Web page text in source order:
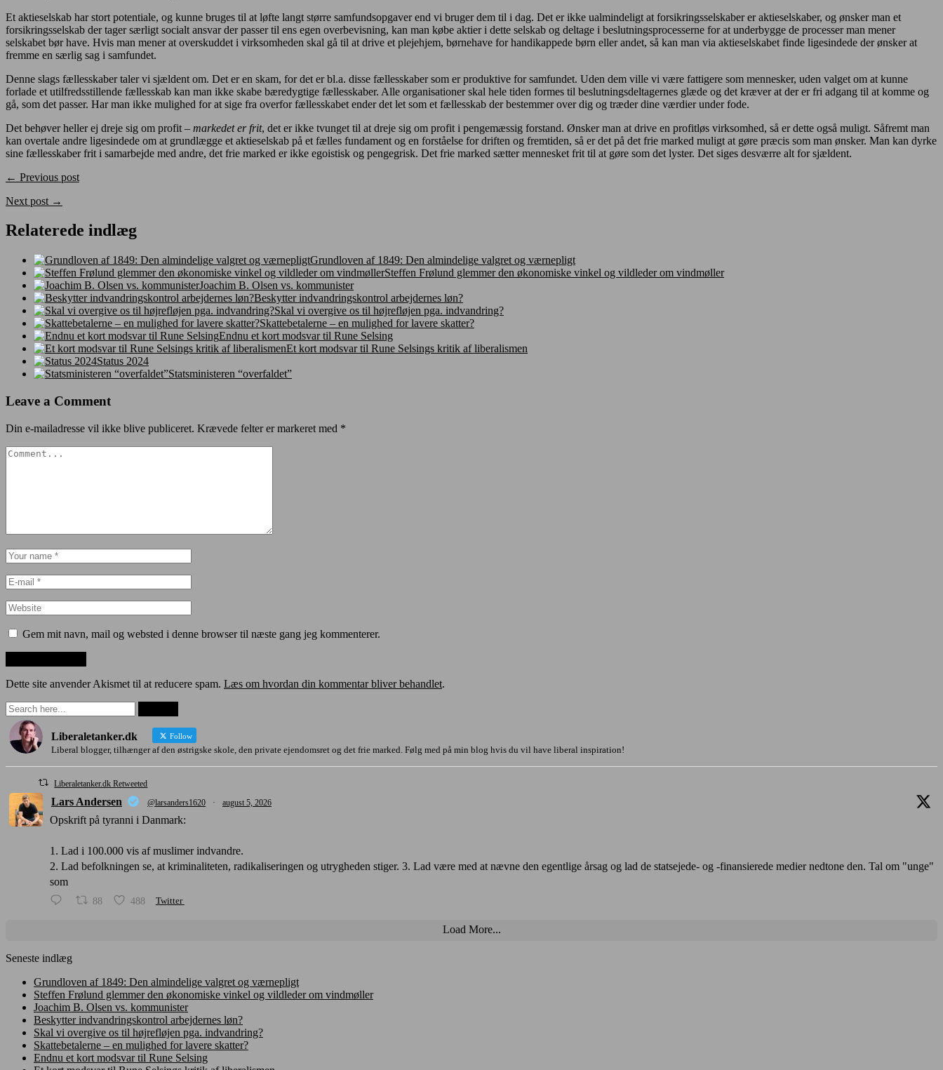
Et aktieselskab har stort potentiale, og kunne bruges til at løfte langt større samfundsopgaver end vi bruger dem til i dag. Det er ikke ualmindeligt at forsikringsselskaber er aktieselskaber, og ønsker man et
forsikringsselskab der tager særligt socialt ansvar der passer til ens egen overbevisning, kan man købe aktier i dette selskab og deltage i beslutningsprocesserne for at underbygge de processer man mener
selskabet bør have. Hvis man mener at overskuddet i virksomheden skal gå til at drive et plejehjem, børnehave for handikappede børn eller andet, så kan man via aktieselskabet finde ligesindede der ønsker at
fremme en særlig sag i samfundet.
Denne slags fællesskaber taler vi sjældent om. Det er en skam, for det er bl.a. disse fællesskaber som er produktive for samfundet. Uden dem ville vi være fattigere som mennesker, uden valget om at kunne
forlade et utilfredsstillende fællesskab kan man ikke skabe bæredygtige fællesskaber. Alle organisationer skal hele tiden formes til beslutningsdeltagernes glæde og det kræver at der er fri adgang til at komme og
gå, som det passer. Har man ikke mulighed for at sige fra overfor fællesskabet ender det let som et fællesskab der bestemmer over dig og træder dine værdier under fode.
Det behøver heller ej dreje sig om profit – markedet er frit, det er ikke tvunget til at dreje sig om profit i pengemæssig forstand. Ønsker man at drive en profitløs virksomhed, så er dette også muligt. Såfremt man
kan overtale andre ligesindede om at grundlægge et aktieselskab på et fælles fundament og en forståelse for driften og fremtiden, så er det på det frie marked muligt at gøre præcis som man ønsker. Man kan dyrke
sine fællesskaber frit i samarbejde med andre, det frie marked er ikke egoistisk og pengegrisk. Det frie marked sætter mennesket frit til at gøre som det lyster. Det siges desværre alt for sjældent.
← Previous post
Next post →
Relaterede indlæg
Grundloven af 1849: Den almindelige valgret og værnepligt
Steffen Frølund glemmer den økonomiske vinkel og vildleder om vindmøller
Joachim B. Olsen vs. kommunister
Beskytter indvandringskontrol arbejdernes løn?
Skal vi overgive os til højrefløjen pga. indvandring?
Skattebetalerne – en mulighed for lavere skatter?
Endnu et kort modsvar til Rune Selsing
Et kort modsvar til Rune Selsings kritik af liberalismen
Status 2024
Statsministeren “overfaldet”
Leave a Comment
Din e-mailadresse vil ikke blive publiceret. Krævede felter er markeret med *
Gem mit navn, mail og websted i denne browser til næste gang jeg kommenterer.
Dette site anvender Akismet til at reducere spam. Læs om hvordan din kommentar bliver behandlet.
Liberaletanker.dk Follow
Liberal blogger, tilhænger af den østrigske skole, den private ejendomsret og det frie marked. Følg med på min blog hvis du vil have liberal inspiration!
Liberaletanker.dk Retweeted
Lars Andersen @larsanders1620 · august 5, 2026
Opskrift på tyranni i Danmark:
1. Lad i 100.000 vis af muslimer indvandre.
2. Lad befolkningen se, at kriminaliteten, radikaliseringen og utrygheden stiger. 3. Lad være med at nævne den egentlige årsag og lad de statsejede- og -finansierede medier nedtone den. Tal om "unge"
som
88 488 Twitter
Load More...
Seneste indlæg
Grundloven af 1849: Den almindelige valgret og værnepligt
Steffen Frølund glemmer den økonomiske vinkel og vildleder om vindmøller
Joachim B. Olsen vs. kommunister
Beskytter indvandringskontrol arbejdernes løn?
Skal vi overgive os til højrefløjen pga. indvandring?
Skattebetalerne – en mulighed for lavere skatter?
Endnu et kort modsvar til Rune Selsing